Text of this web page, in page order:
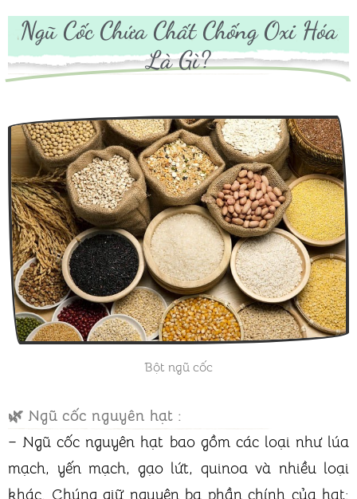
Ngũ Cốc Chứa Chất Chống Oxi Hóa
Là Gì?
Bột ngũ cốc
🌿 Ngũ cốc nguyên hạt :
–Ngũ cốc nguyên hạt bao gồm các loại như lúa
mạch, yến mạch, gạo lứt, quinoa và nhiều loại